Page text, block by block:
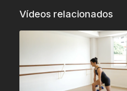
Vídeos relacionados